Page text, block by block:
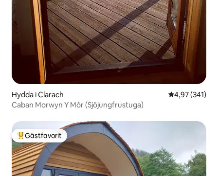
Hydda i Clarach 4,97 av 5 i
4,97 (341)
Caban Morwyn Y Môr (Sjöjungfrustuga)
Populär gästfavorit
Gästfavorit